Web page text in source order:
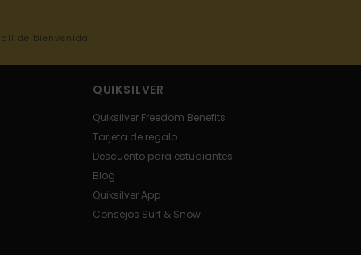
de bienvenida
QUIKSILVER
Quiksilver Freedom Benefits
Tarjeta de regalo
Descuento para estudiantes
Blog
Quiksilver App
Consejos Surf & Snow